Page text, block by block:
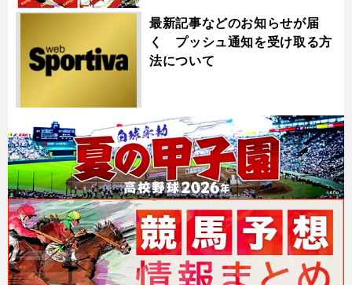
最新記事などのお知らせが届
く プッシュ通知を受け取る方
法について